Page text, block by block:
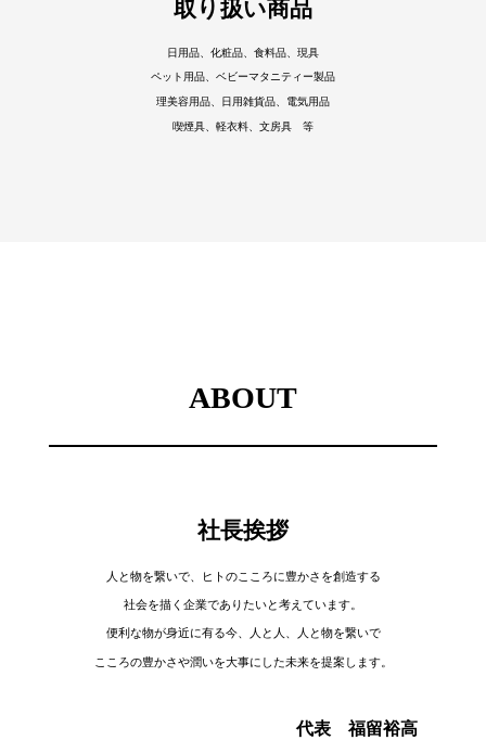
取り扱い商品
日用品、化粧品、食料品、現具
ペット用品、ベビーマタニティー製品
理美容用品、日用雑貨品、電気用品
喫煙具、軽衣料、文房具 等
ABOUT
社長挨拶
人と物を繋いで、ヒトのこころに豊かさを創造する
社会を描く企業でありたいと考えています。
便利な物が身近に有る今、人と人、人と物を繋いで
こころの豊かさや潤いを大事にした未来を提案します。
代表 福留裕高